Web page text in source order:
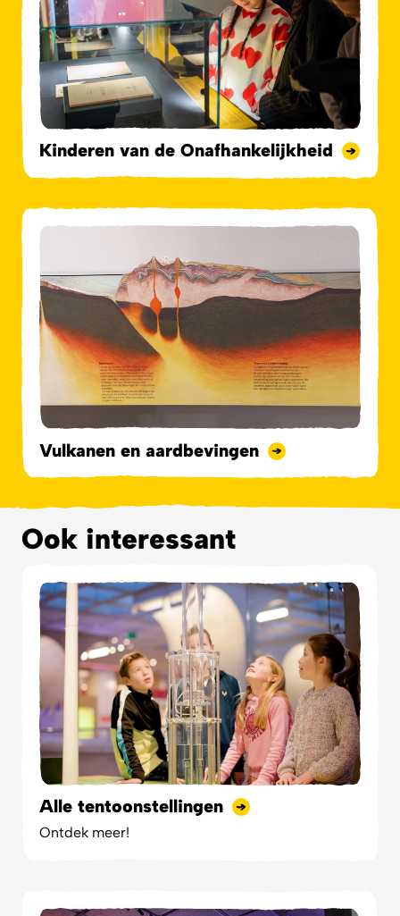
Kinderen van de Onafhankelijkheid
Vulkanen en aardbevingen
Ook interessant
Alle tentoonstellingen
Ontdek meer!